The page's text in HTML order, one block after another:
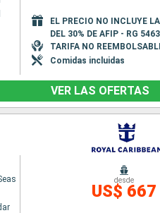
EL PRECIO NO INCLUYE
DEL 30% DE AFIP - RG 5463
TARIFA NO
Comidas incluidas
VER LAS OFERTAS
desde
US$ 667